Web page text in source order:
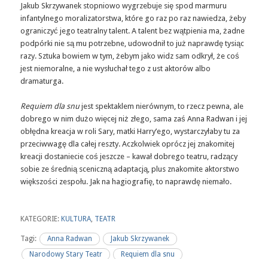
Jakub Skrzywanek stopniowo wygrzebuje się spod marmuru
infantylnego moralizatorstwa, które go raz po raz nawiedza, żeby
ograniczyć jego teatralny talent. A talent bez wątpienia ma, żadne
podpórki nie są mu potrzebne, udowodnił to już naprawdę tysiąc
razy. Sztuka bowiem w tym, żebym jako widz sam odkrył, że coś
jest niemoralne, a nie wysłuchał tego z ust aktorów albo
dramaturga.
Requiem dla snujest spektaklem nierównym, to rzecz pewna, ale
dobrego w nim dużo więcej niż złego, sama zaś Anna Radwan i jej
obłędna kreacja w roli Sary, matki Harry’ego, wystarczyłaby tu za
przeciwwagę dla całej reszty. Aczkolwiek oprócz jej znakomitej
kreacji dostaniecie coś jeszcze – kawał dobrego teatru, radzący
sobie ze średnią sceniczną adaptacją, plus znakomite aktorstwo
większości zespołu. Jak na hagiografię, to naprawdę niemało.
KATEGORIE: KULTURA, TEATR
Tagi: Anna Radwan
Jakub Skrzywanek
Narodowy Stary Teatr
Requiem dla snu